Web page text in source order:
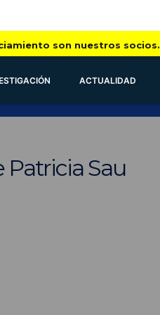
son nuestros socios.
ACTUALIDAD
Patricia Sau